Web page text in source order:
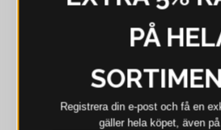
SVANEFORS
PÅ
Registrera din e‑post och få en
gäller hela köpet, även